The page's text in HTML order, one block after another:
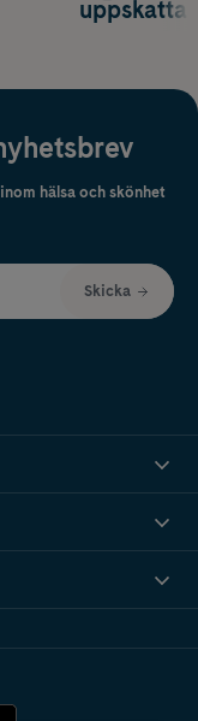
hälsa och skönhet
Skicka